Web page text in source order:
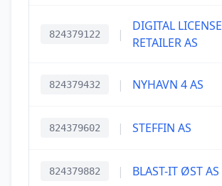
824379122 |
DIGITAL LICENSE
RETAILER AS
824379432 | NYHAVN 4 AS
824379602 | STEFFIN AS
824379882 | BLAST-IT ØST AS